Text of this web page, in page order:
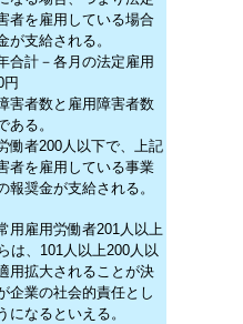
者を雇用している場合
が支給される。
合計－各月の法定雇用
害者数と雇用障害者数
ある。
働者200人以下で、上記
者を雇用している事業
報奨金が支給される。
用雇用労働者201人以上
は、101人以上200人以
用拡大されることが決
企業の社会的責任とし
なるといえる。